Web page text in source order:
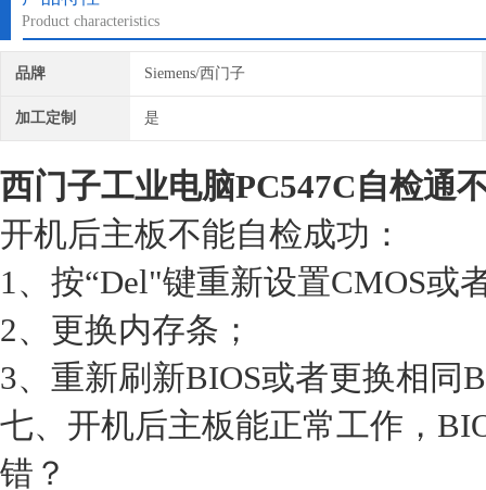
Product characteristics
品牌 Siemens/西门子
加工定制 是
西门子工业电脑PC547C自检通
开机后主板不能自检成功：
1、按“Del"键重新设置CMOS或
2、更换内存条；
3、重新刷新BIOS或者更换相同
七、开机后主板能正常工作，
错？